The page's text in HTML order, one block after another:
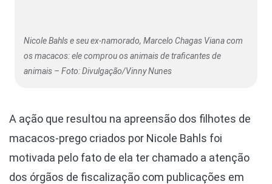
Nicole Bahls e seu ex-namorado, Marcelo Chagas Viana com
os macacos: ele comprou os animais de traficantes de
animais – Foto: Divulgação/Vinny Nunes
A ação que resultou na apreensão dos filhotes de
macacos-prego criados por Nicole Bahls foi
motivada pelo fato de ela ter chamado a atenção
dos órgãos de fiscalização com publicações em